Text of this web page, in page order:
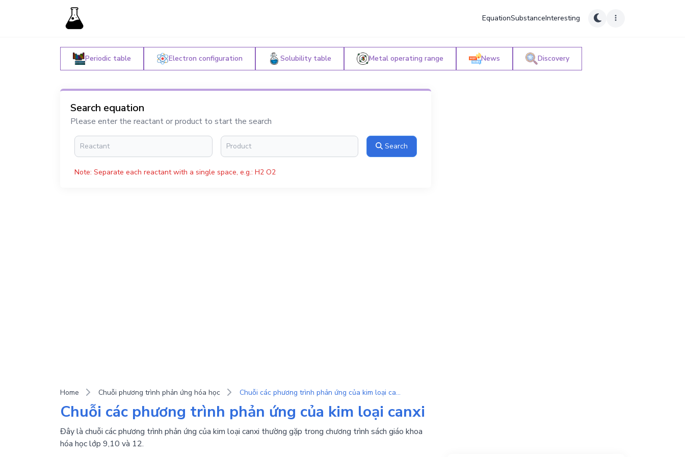
EquationSubstanceInteresting
Periodic table Electron configuration Solubility table Metal operating range News Discovery
Search equation
Please enter the reactant or product to start the search
Search
Note: Separate each reactant with a single space, e.g.: H2 O2
Home Chuỗi phương trình phản ứng hóa học Chuỗi các phương trình phản ứng của kim loại canxi
Chuỗi các phương trình phản ứng của kim loại canxi
Đây là chuỗi các phương trình phản ứng của kim loại canxi thường gặp trong chương trình sách giáo khoa
hóa học lớp 9,10 và 12.